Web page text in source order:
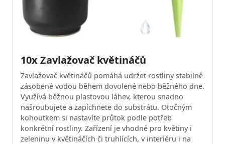
10x Zavlažovač květináčů
Zavlažovač květináčů pomáhá udržet rostliny stabilně
zásobené vodou během dovolené nebo běžného dne.
Využívá běžnou plastovou láhev, kterou snadno
našroubujete a zapíchnete do substrátu. Otočným
kohoutkem si nastavíte průtok podle potřeb
konkrétní rostliny. Zařízení je vhodné pro květiny i
zeleninu v květináčích či truhlících, v interiéru i na